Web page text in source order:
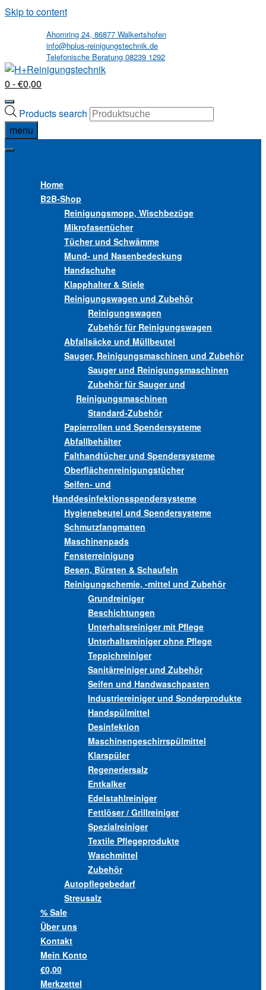
Skip to content
Ahornring 24, 86877 Walkertshofen
info@hplus-reinigungstechnik.de
Telefonische Beratung 08239 1292
0 - €0,00
Products search
menu
Home
B2B-Shop
Reinigungsmopp, Wischbezüge
Mikrofasertücher
Tücher und Schwämme
Mund- und Nasenbedeckung
Handschuhe
Klapphalter & Stiele
Reinigungswagen und Zubehör
Reinigungswagen
Zubehör für Reinigungswagen
Abfallsäcke und Müllbeutel
Sauger, Reinigungsmaschinen und Zubehör
Sauger und Reinigungsmaschinen
Zubehör für Sauger und
Reinigungsmaschinen
Standard-Zubehör
Papierrollen und Spendersysteme
Abfallbehälter
Falthandtücher und Spendersysteme
Oberflächenreinigungstücher
Seifen- und
Handdesinfektionsspendersysteme
Hygienebeutel und Spendersysteme
Schmutzfangmatten
Maschinenpads
Fensterreinigung
Besen, Bürsten & Schaufeln
Reinigungschemie, -mittel und Zubehör
Grundreiniger
Beschichtungen
Unterhaltsreiniger mit Pflege
Unterhaltsreiniger ohne Pflege
Teppichreiniger
Sanitärreiniger und Zubehör
Seifen und Handwaschpasten
Industriereiniger und Sonderprodukte
Handspülmittel
Desinfektion
Maschinengeschirrspülmittel
Klarspüler
Regeneriersalz
Entkalker
Edelstahlreiniger
Fettlöser / Grillreiniger
Spezialreiniger
Textile Pflegeprodukte
Waschmittel
Zubehör
Autopflegebedarf
Streusalz
% Sale
Über uns
Kontakt
Mein Konto
€0,00
Merkzettel